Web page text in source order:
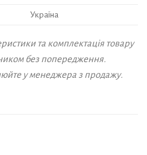
Україна
та комплектація товару
без попередження.
у менеджера з продажу.